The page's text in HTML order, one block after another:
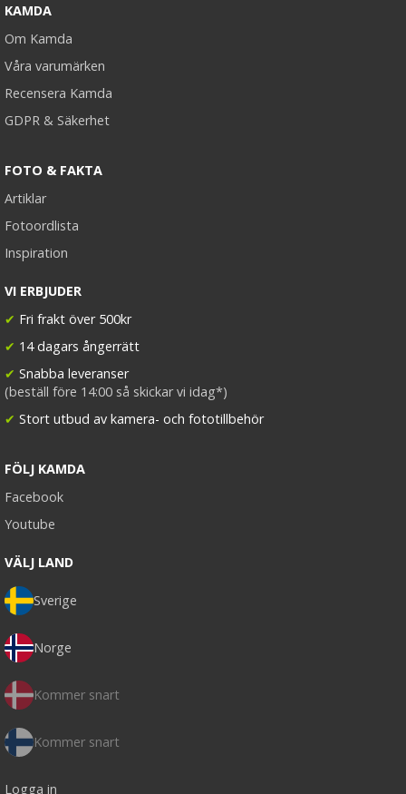
KAMDA
Om Kamda
Våra varumärken
Recensera Kamda
GDPR & Säkerhet
FOTO & FAKTA
Artiklar
Fotoordlista
Inspiration
VI ERBJUDER
✔ Fri frakt över 500kr
✔ 14 dagars ångerrätt
✔ Snabba leveranser
(beställ före 14:00 så skickar vi idag*)
✔ Stort utbud av kamera- och fototillbehör
FÖLJ KAMDA
Facebook
Youtube
VÄLJ LAND
Sverige
Norge
Kommer snart
Kommer snart
Logga in